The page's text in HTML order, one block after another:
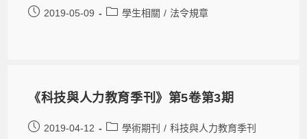
2019-05-09 學生相關 / 法令規章
《科技與人力教育季刊》第5卷第3期
2019-04-12 學術期刊 / 科技與人力教育季刊